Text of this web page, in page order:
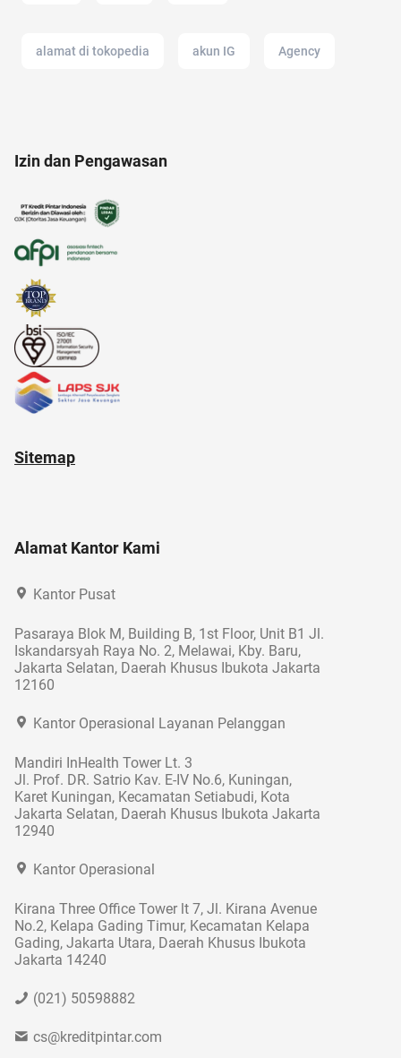
alamat di tokopedia akun IG Agency
alergi musiman
Izin dan Pengawasan
Sitemap
Alamat Kantor Kami
Kantor Pusat
Pasaraya Blok M, Building B, 1st Floor, Unit B1 Jl.
Iskandarsyah Raya No. 2, Melawai, Kby. Baru,
Jakarta Selatan, Daerah Khusus Ibukota Jakarta
12160
Kantor Operasional Layanan Pelanggan
Mandiri InHealth Tower Lt. 3
Jl. Prof. DR. Satrio Kav. E-IV No.6, Kuningan,
Karet Kuningan, Kecamatan Setiabudi, Kota
Jakarta Selatan, Daerah Khusus Ibukota Jakarta
12940
Kantor Operasional
Kirana Three Office Tower lt 7, Jl. Kirana Avenue
No.2, Kelapa Gading Timur, Kecamatan Kelapa
Gading, Jakarta Utara, Daerah Khusus Ibukota
Jakarta 14240
(021) 50598882
cs@kreditpintar.com